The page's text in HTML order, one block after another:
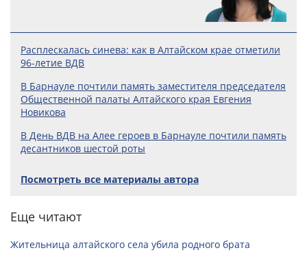
Расплескалась синева: как в Алтайском крае отметили
96-летие ВДВ
В Барнауле почтили память заместителя председателя
Общественной палаты Алтайского края Евгения
Новикова
В День ВДВ на Алее героев в Барнауле почтили память
десантников шестой роты
Посмотреть все материалы автора
Еще читают
Жительница алтайского села убила родного брата